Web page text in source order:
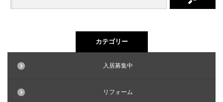
カテゴリー
入居募集中
リフォーム